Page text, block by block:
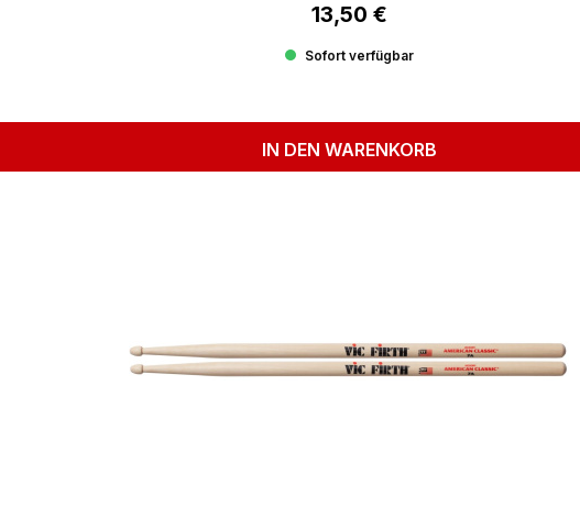
Regulärer Preis:
13,50 €
Sofort verfügbar
IN DEN WARENKORB